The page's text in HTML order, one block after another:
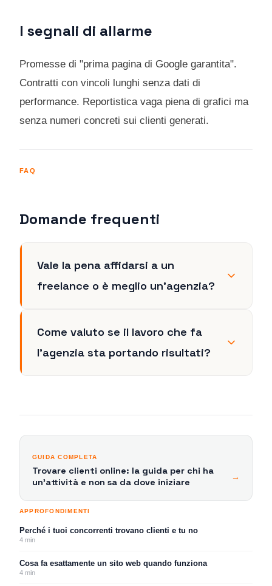
I segnali di allarme
Promesse di "prima pagina di Google garantita".
Contratti con vincoli lunghi senza dati di
performance. Reportistica vaga piena di grafici ma
senza numeri concreti sui clienti generati.
FAQ
Domande frequenti
Vale la pena affidarsi a un
freelance o è meglio un'agenzia?
Come valuto se il lavoro che fa
l'agenzia sta portando risultati?
GUIDA COMPLETA
Trovare clienti online: la guida per chi ha
un'attività e non sa da dove iniziare
→
APPROFONDIMENTI
Perché i tuoi concorrenti trovano clienti e tu no
4 min
Cosa fa esattamente un sito web quando funziona
4 min